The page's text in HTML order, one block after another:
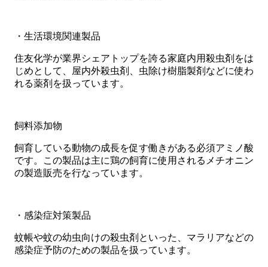
・生活環境関連製品
住友化学が業界シェアトップを誇る家庭内用殺虫剤をは
じめとして、屋内外殺虫剤、虫除け樹脂製剤などに使わ
れる薬剤を扱っています。
飼料添加物
飼育している動物の成長を促す働きがある必須アミノ酸
です。この製品は主に鶏の飼育に使用されるメチオニン
の製造販売を行なっています。
・感染症対策製品
蚊帳や蚊の幼虫向けの殺虫剤といった、マラリアなどの
感染症予防のための製品を扱っています。